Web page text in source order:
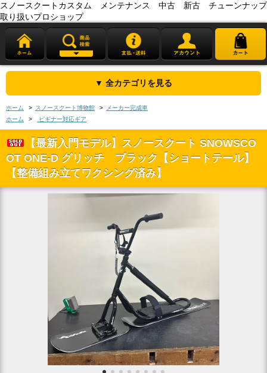
スノースクートカスタム メンテナンス 中古 新古 チューンナップ
取り扱いプロショップ
▼ 全カテゴリを見る
ホーム > スノースクート博物館 >
メーカー完成車
ホーム
> ビギナー対応ギア
【最新入門モデル】スノースクート SNOWSCO
OT ONE-D グリッチ ブラック【ショートテール】
【整備組み立てワクシング済み】